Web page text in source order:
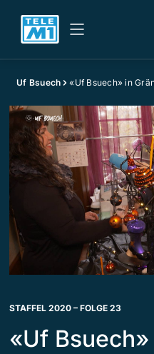
Uf Bsuech «Uf Bsuech» in
STAFFEL 2020 – FOLGE 23
«Uf